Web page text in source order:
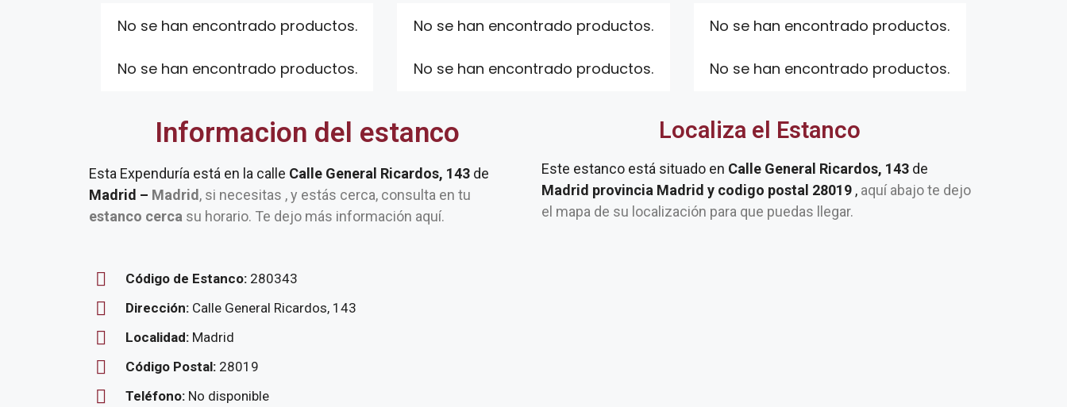
No se han encontrado productos.
No se han encontrado productos.
No se han encontrado productos.
No se han encontrado productos.
No se han encontrado productos.
No se han encontrado productos.
Informacion del estanco
Esta Expenduría está en la calle Calle General Ricardos, 143 de
Madrid – Madrid , si necesitas , y estás cerca, consulta en tu
estanco cerca su horario. Te dejo más información aquí.
Código de Estanco: 280343
Dirección: Calle General Ricardos, 143
Localidad: Madrid
Código Postal: 28019
Teléfono: No disponible
Localiza el Estanco
Este estanco está situado en Calle General Ricardos, 143 de
Madrid provincia Madrid y codigo postal 28019 , aquí abajo te dejo
el mapa de su localización para que puedas llegar.